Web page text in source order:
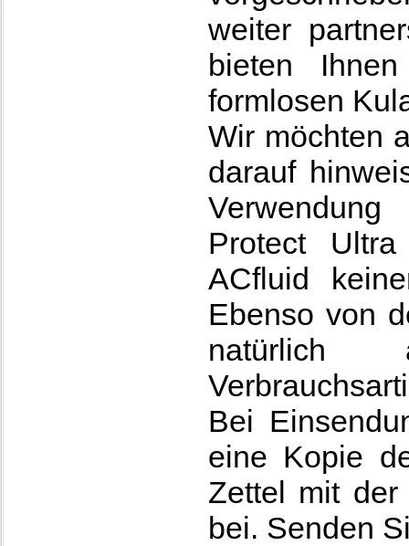
weiter
bieten
formlosen
Wir möchten
darauf
Protect
ACfluid
Ebenso von
natürlich
Bei
eine Kopie
Zettel mit der
bei. Senden